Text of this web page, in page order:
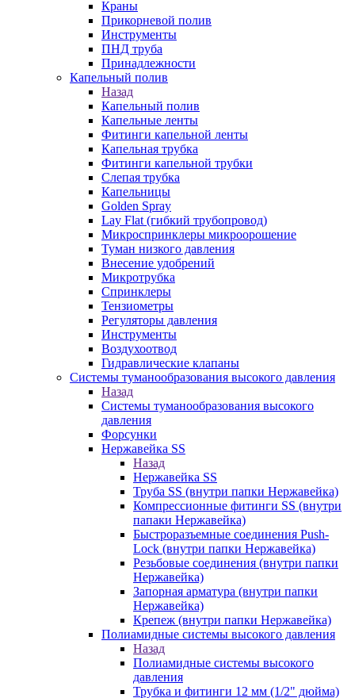
Краны
Прикорневой полив
Инструменты
ПНД труба
Принадлежности
Капельный полив
Назад
Капельный полив
Капельные ленты
Фитинги капельной ленты
Капельная трубка
Фитинги капельной трубки
Слепая трубка
Капельницы
Golden Spray
Lay Flat (гибкий трубопровод)
Микроспринклеры микроорошение
Туман низкого давления
Внесение удобрений
Микротрубка
Спринклеры
Тензиометры
Регуляторы давления
Инструменты
Воздухоотвод
Гидравлические клапаны
Системы туманообразования высокого давления
Назад
Системы туманообразования высокого
давления
Форсунки
Нержавейка SS
Назад
Нержавейка SS
Труба SS (внутри папки Нержавейка)
Компрессионные фитинги SS (внутри
папаки Нержавейка)
Быстроразъемные соединения Push-
Lock (внутри папки Нержавейка)
Резьбовые соединения (внутри папки
Нержавейка)
Запорная арматура (внутри папки
Нержавейка)
Крепеж (внутри папки Нержавейка)
Полиамидные системы высокого давления
Назад
Полиамидные системы высокого
давления
Трубка и фитинги 12 мм (1/2" дюйма)